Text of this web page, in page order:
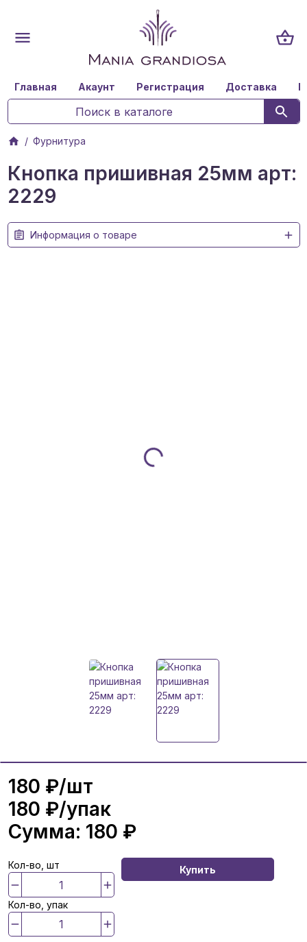
Главная Акаунт Регистрация Доставка
Фурнитура
Кнопка пришивная 25мм арт:
2229
Информация о товаре
180 ₽/шт
180 ₽/упак
Сумма: 180 ₽
Кол-во, шт
Кол-во, упак
Купить